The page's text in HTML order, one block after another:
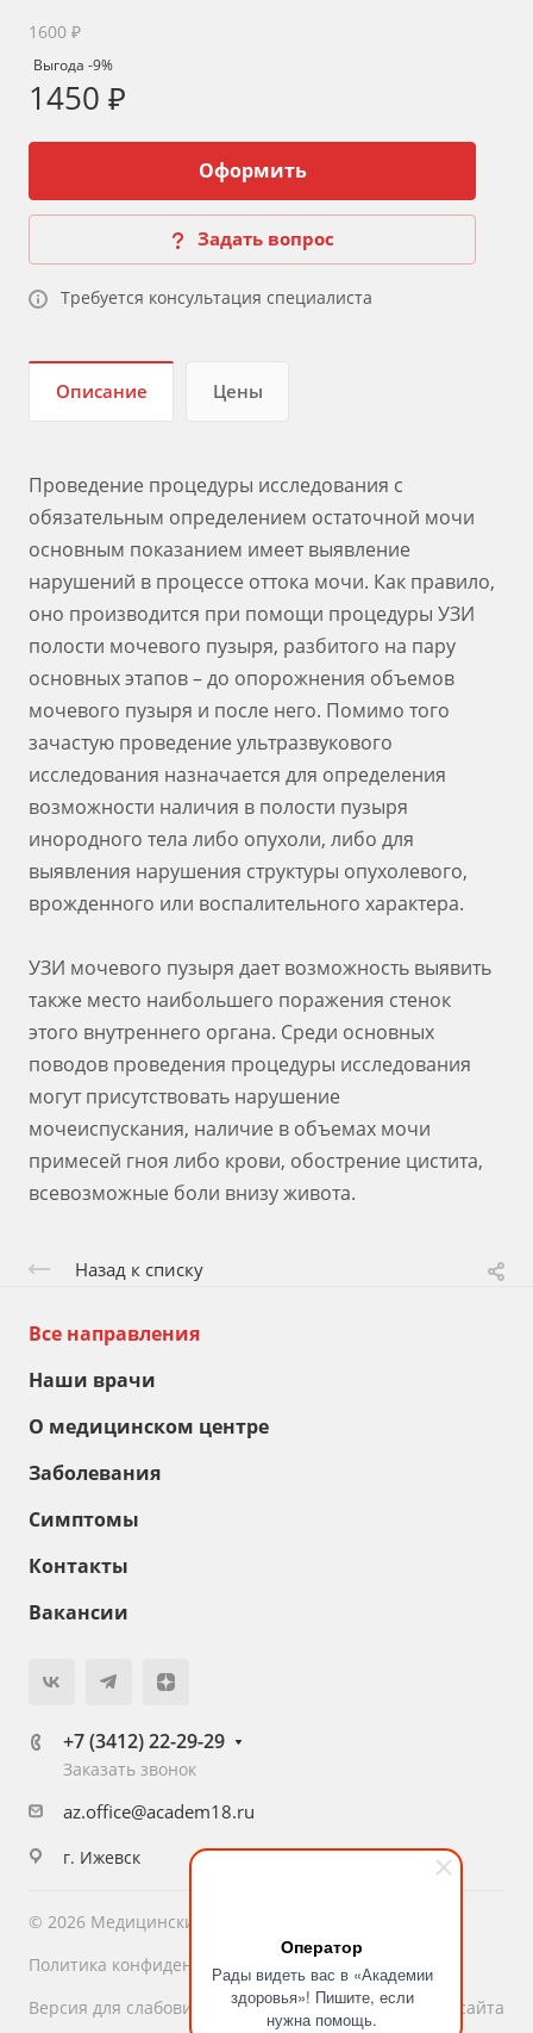
Оператор
Рады видеть вас в «Академии
здоровья»! Пишите, если
нужна помощь.
1600 ₽
Выгода -9%
1450 ₽
Оформить
Задать вопрос
Требуется консультация специалиста
Описание Цены
Проведение процедуры исследования с
обязательным определением остаточной мочи
основным показанием имеет выявление
нарушений в процессе оттока мочи. Как правило,
оно производится при помощи процедуры УЗИ
полости мочевого пузыря, разбитого на пару
основных этапов – до опорожнения объемов
мочевого пузыря и после него. Помимо того
зачастую проведение ультразвукового
исследования назначается для определения
возможности наличия в полости пузыря
инородного тела либо опухоли, либо для
выявления нарушения структуры опухолевого,
врожденного или воспалительного характера.
УЗИ мочевого пузыря дает возможность выявить
также место наибольшего поражения стенок
этого внутреннего органа. Среди основных
поводов проведения процедуры исследования
могут присутствовать нарушение
мочеиспускания, наличие в объемах мочи
примесей гноя либо крови, обострение цистита,
всевозможные боли внизу живота.
Назад к списку
Все направления
Наши врачи
О медицинском центре
Заболевания
Симптомы
Контакты
Вакансии
+7 (3412) 22-29-29
Заказать звонок
az.office@academ18.ru
г. Ижевск
© 2026 Медицинский центр «Академия Здоровья»
Политика конфиденциальности
Версия для слабовидящих
Карта сайта